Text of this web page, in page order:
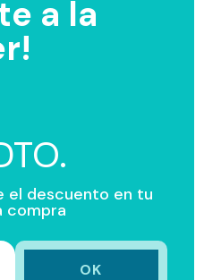
a la
el descuento en tu
compra